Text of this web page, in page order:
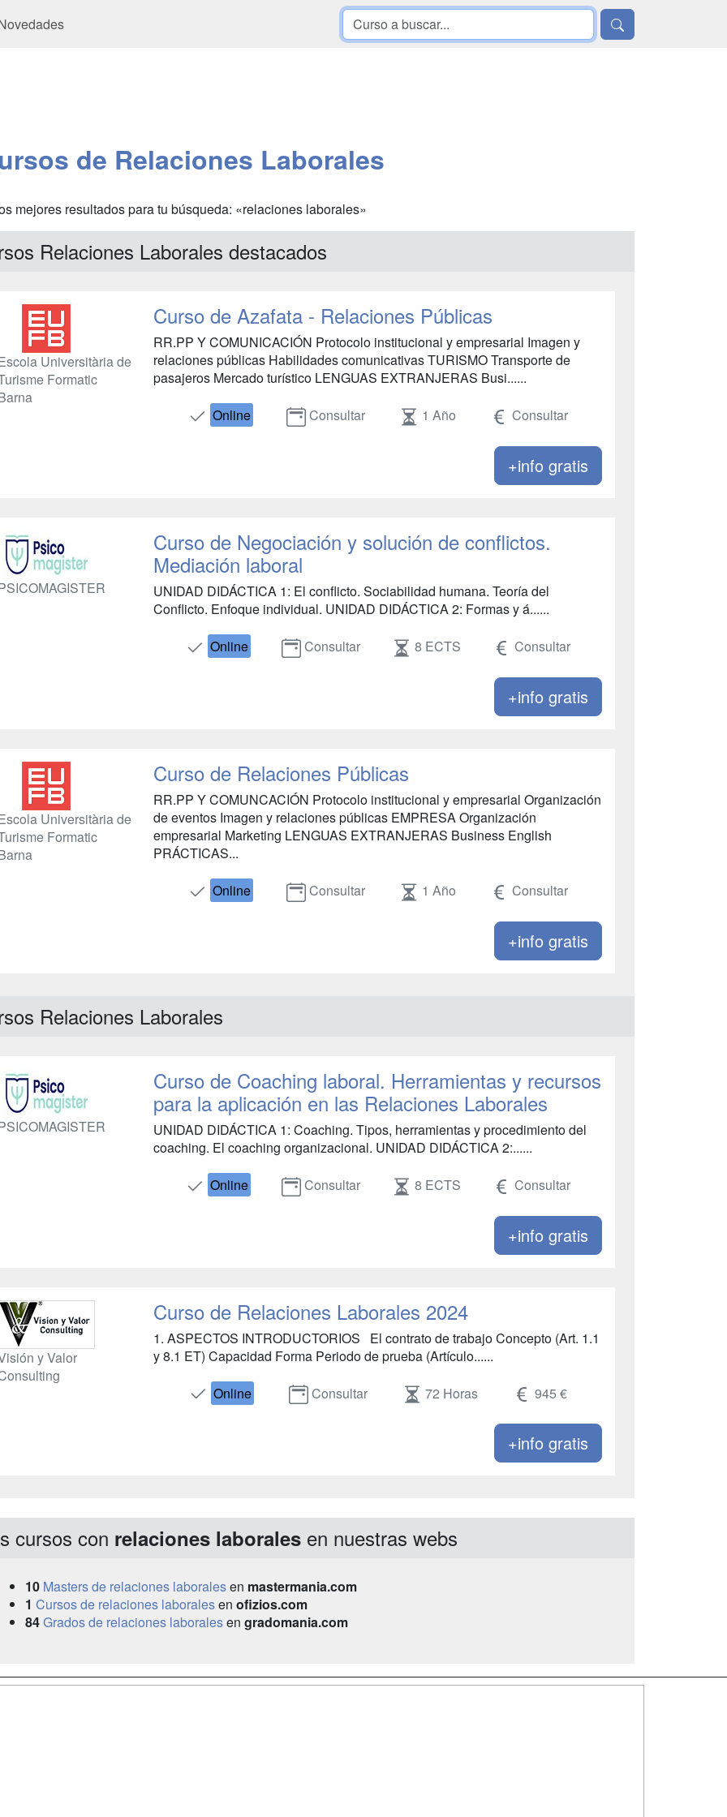
de Relaciones Laborales
mejores resultados para tu búsqueda: «relaciones laborales»
Relaciones Laborales destacados
Universitària de
Formatic
Curso de Azafata - Relaciones Públicas
RR.PP Y COMUNICACIÓN Protocolo institucional y empresarial Imagen y
relaciones públicas Habilidades comunicativas TURISMO Transporte de
pasajeros Mercado turístico LENGUAS EXTRANJERAS Busi......
Online
Consultar 1 Año Consultar
+info gratis
Curso de Negociación y solución de conflictos.
Mediación laboral
UNIDAD DIDÁCTICA 1: El conflicto. Sociabilidad humana. Teoría del
Conflicto. Enfoque individual. UNIDAD DIDÁCTICA 2: Formas y á......
Online
Consultar 8 ECTS Consultar
+info gratis
Universitària de
Formatic
Curso de Relaciones Públicas
RR.PP Y COMUNCACIÓN Protocolo institucional y empresarial Organización
de eventos Imagen y relaciones públicas EMPRESA Organización
empresarial Marketing LENGUAS EXTRANJERAS Business English
PRÁCTICAS...
Online
Consultar 1 Año Consultar
+info gratis
Relaciones Laborales
Curso de Coaching laboral. Herramientas y recursos
para la aplicación en las Relaciones Laborales
UNIDAD DIDÁCTICA 1: Coaching. Tipos, herramientas y procedimiento del
coaching. El coaching organizacional. UNIDAD DIDÁCTICA 2:......
Online
Consultar 8 ECTS Consultar
+info gratis
y Valor
Curso de Relaciones Laborales 2024
1. ASPECTOS INTRODUCTORIOS El contrato de trabajo Concepto (Art. 1.1
y 8.1 ET) Capacidad Forma Periodo de prueba (Artículo......
Online
Consultar 72 Horas 945 €
+info gratis
cursos con relaciones laborales en nuestras webs
10 Masters de relaciones laboralesen mastermania.com
1 Cursos de relaciones laboralesen ofizios.com
84Grados de relaciones laboralesen gradomania.com